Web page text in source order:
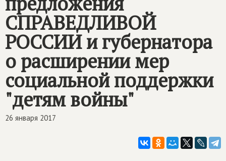
СПРАВЕДЛИВОЙ
РОССИИи губернатора
о расширении мер
социальной поддержки
"детям войны"
26 января 2017